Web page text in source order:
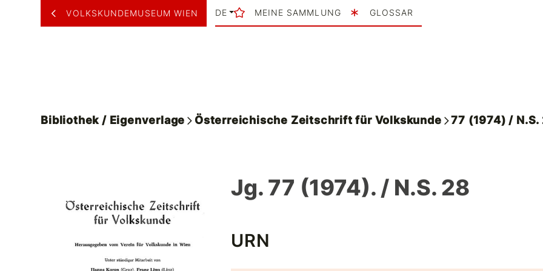
VOLKSKUNDEMUSEUM WIEN DE MEINE SAMMLUNG GLOSSAR
Bibliothek / Eigenverlage Österreichische Zeitschrift für Volkskunde 77 (1974) / N.S.
Jg. 77 (1974). / N.S. 28
URN